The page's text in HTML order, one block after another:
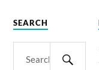
SEARCH